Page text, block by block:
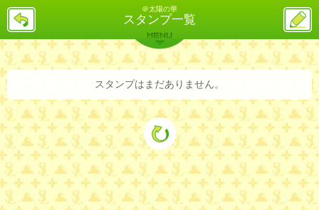
＠太陽の華
スタンプ一覧
戻
ス
投
稿
バックナンバー 詳細検索 ランキング
MENU
スタンプはまだありません。